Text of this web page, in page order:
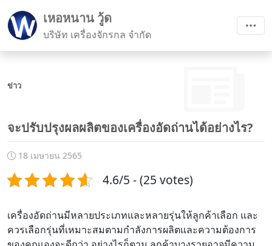
เหอหนาน วู้ด
บริษัท เครื่องจักรกล จำกัด
ข่าว
จะปรับปรุงผลผลิตของเครื่องอัดถ่านได้อย่างไร?
18 เมษายน 2565
4.6/5 - (25 votes)
เครื่องอัดถ่านมีหลายประเภทและหลายรุ่นให้ลูกค้าเลือก และ
ควรเลือกรุ่นที่เหมาะสมตามกำลังการผลิตและความต้องการ